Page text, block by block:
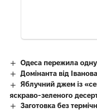
Одеса пережила
Домінанта від Іванова
Яблучний джем із
яскраво-зеленого
Заготовка без